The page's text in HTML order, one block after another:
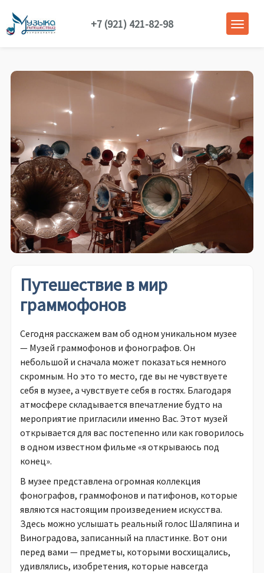
+7 (921) 421-82-98
Путешествие в мир
граммофонов
Сегодня расскажем вам об одном уникальном музее
— Музей граммофонов и фонографов. Он
небольшой и сначала может показаться немного
скромным. Но это то место, где вы не чувствуете
себя в музее, а чувствуете себя в гостях. Благодаря
атмосфере складывается впечатление будто на
мероприятие пригласили именно Вас. Этот музей
открывается для вас постепенно или как говорилось
в одном известном фильме «я открываюсь под
конец».
В музее представлена огромная коллекция
фонографов, граммофонов и патифонов, которые
являются настоящим произведением искусства.
Здесь можно услышать реальный голос Шаляпина и
Виноградова, записанный на пластинке. Вот они
перед вами — предметы, которыми восхищались,
удивлялись, изобретения, которые навсегда